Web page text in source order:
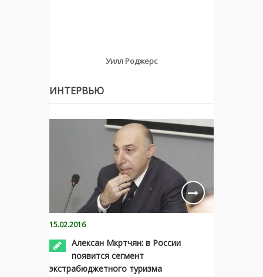
Уилл Роджерс
ИНТЕРВЬЮ
15.02.2016
Алексан Мкртчян: в России
появится сегмент
экстрабюджетного туризма